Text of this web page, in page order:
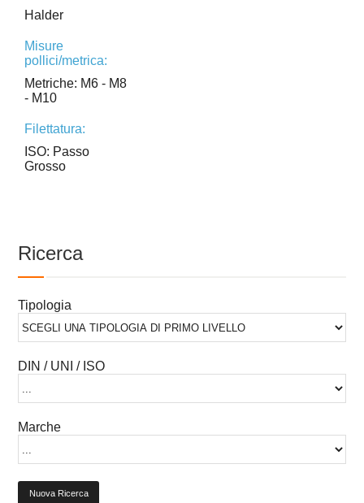
Halder
Misure
pollici/metrica:
Metriche: M6 - M8
- M10
Filettatura:
ISO: Passo
Grosso
Ricerca
Tipologia
DIN / UNI / ISO
Marche
Nuova Ricerca